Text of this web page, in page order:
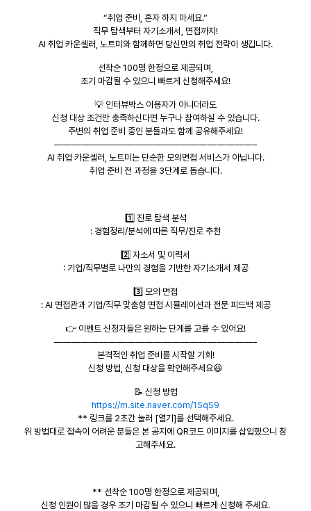
“취업 준비, 혼자 하지 마세요.”
직무 탐색부터 자기소개서, 면접까지!
AI 취업 카운셀러, 노트미와 함께하면 당신만의 취업 전략이 생깁니다.
선착순 100명 한정으로 제공되며,
조기 마감될 수 있으니 빠르게 신청해주세요!
💡 인터뷰박스 이용자가 아니더라도
신청 대상 조건만 충족하신다면 누구나 참여하실 수 있습니다.
주변의 취업 준비 중인 분들과도 함께 공유해주세요!
——————————————————————–
AI 취업 카운셀러, 노트미는 단순한 모의면접 서비스가 아닙니다.
취업 준비 전 과정을 3단계로 돕습니다.
1️⃣ 진로 탐색 분석
: 경험정리/분석에 따른 직무/진로 추천
2️⃣ 자소서 및 이력서
: 기업/직무별로 나만의 경험을 기반한 자기소개서 제공
3️⃣ 모의 면접
: AI 면접관과 기업/직무 맞춤형 면접 시뮬레이션과 전문 피드백 제공
👉 이벤트 신청자들은 원하는 단계를 고를 수 있어요!
——————————————————————–
본격적인 취업 준비를 시작할 기회!
신청 방법, 신청 대상을 확인해주세요😆
📝 신청 방법
https://m.site.naver.com/1SqS9
** 링크를 2초간 눌러 [열기]를 선택해주세요.
위 방법대로 접속이 어려운 분들은 본 공지에 QR코드 이미지를 삽입했으니 참
고해주세요.
** 선착순 100명 한정으로 제공되며,
신청 인원이 많을 경우 조기 마감될 수 있으니 빠르게 신청해 주세요.